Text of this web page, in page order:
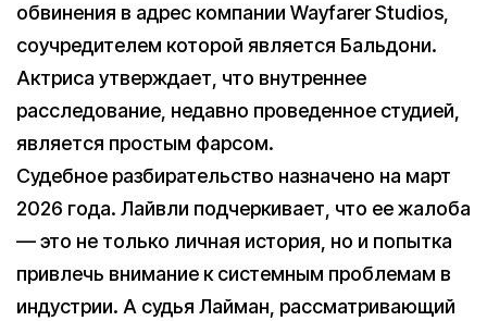
обвинения в адрес компании Wayfarer Studios,
соучредителем которой является Бальдони.
Актриса утверждает, что внутреннее
расследование, недавно проведенное студией,
является простым фарсом.
Судебное разбирательство назначено на март
2026 года. Лайвли подчеркивает, что ее жалоба
— это не только личная история, но и попытка
привлечь внимание к системным проблемам в
индустрии. А судья Лайман, рассматривающий